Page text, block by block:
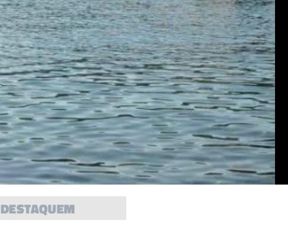
DESTAQUEM